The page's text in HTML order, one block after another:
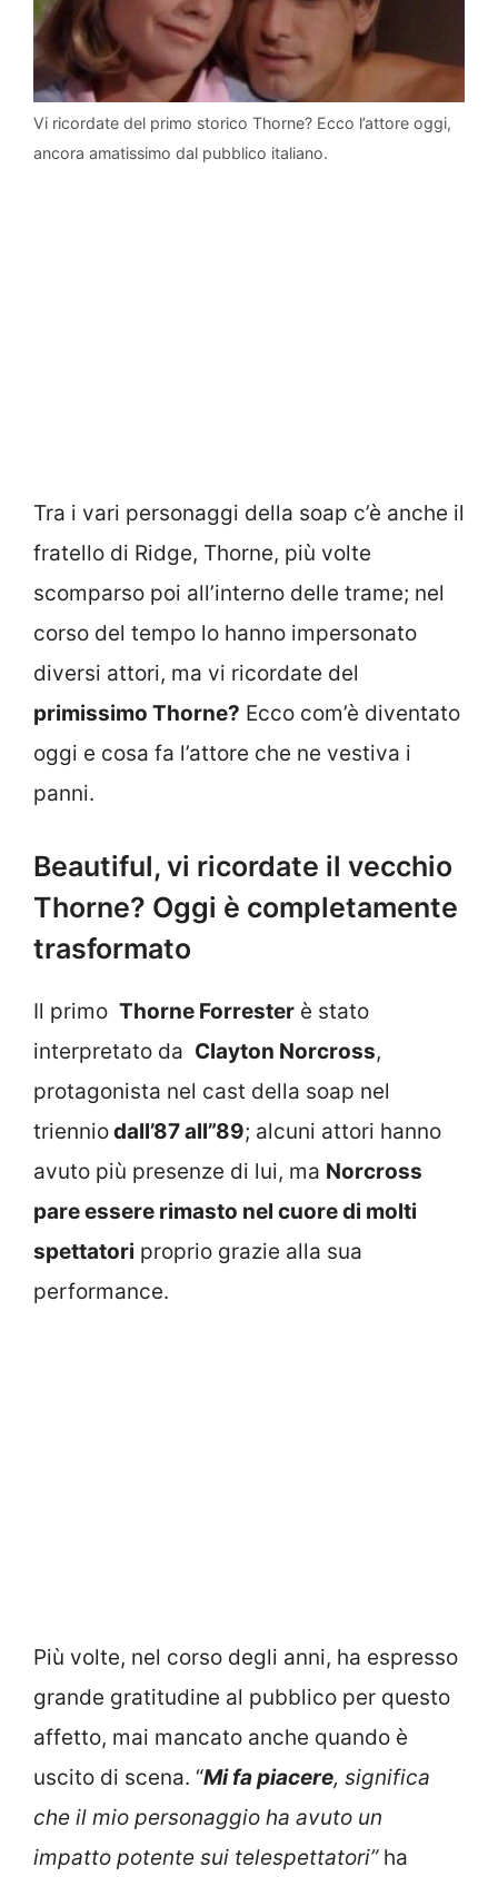
Vi ricordate del primo storico Thorne? Ecco l’attore oggi,
ancora amatissimo dal pubblico italiano.
Tra i vari personaggi della soap c’è anche il
fratello di Ridge, Thorne, più volte
scomparso poi all’interno delle trame; nel
corso del tempo lo hanno impersonato
diversi attori, ma vi ricordate del
primissimo Thorne? Ecco com’è diventato
oggi e cosa fa l’attore che ne vestiva i
panni.
Beautiful, vi ricordate il vecchio
Thorne? Oggi è completamente
trasformato
Il primo Thorne Forrester è stato
interpretato da Clayton Norcross,
protagonista nel cast della soap nel
trienniodall’87 all”89; alcuni attori hanno
avuto più presenze di lui, ma Norcross
pare essere rimasto nel cuore di molti
spettatori proprio grazie alla sua
performance.
Più volte, nel corso degli anni, ha espresso
grande gratitudine al pubblico per questo
affetto, mai mancato anche quando è
uscito di scena. “Mi fa piacere, significa
che il mio personaggio ha avuto un
impatto potente sui telespettatori”ha